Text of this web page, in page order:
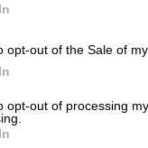
opt-out of the Sale of
opt-out of processing